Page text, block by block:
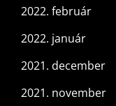
2022. február
2022. január
2021. december
2021. november